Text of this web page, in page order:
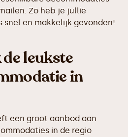
Zo heb je jullie
en makkelijk gevonden!
leukste
in
een groot aanbod aan
in de regio